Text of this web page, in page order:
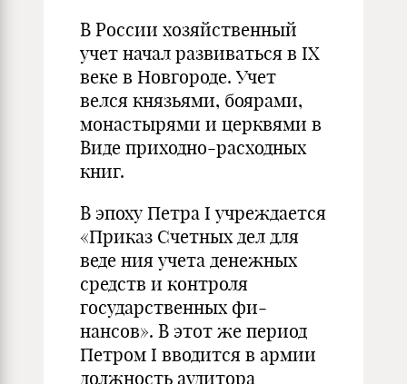
В России хозяйственный
учет начал развиваться в IX
веке в Новгороде. Учет
велся князьями, боярами,
монастырями и церквями в
Виде приходно-расходных
книг.
В эпоху Петра I учреждается
«Приказ Счетных дел для
веде­ ния учета денежных
средств и контроля
государственных фи­
нансов». В этот же период
Петром I вводится в армии
должность аудитора